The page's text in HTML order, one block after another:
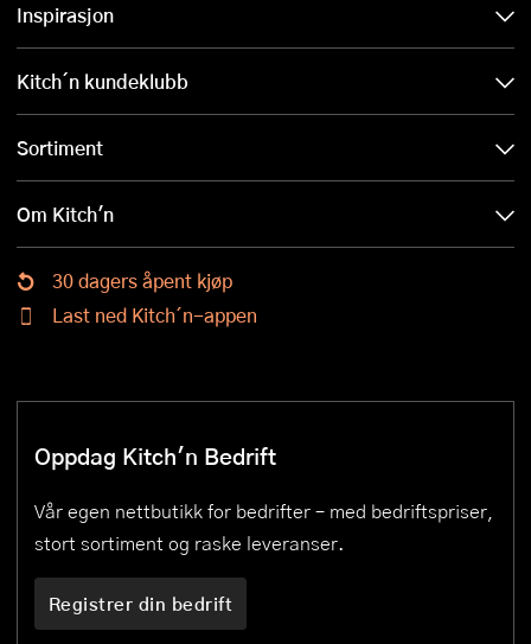
Inspirasjon
Kitch´n kundeklubb
Sortiment
Om Kitch'n
30 dagers åpent kjøp
Last ned Kitch´n-appen
Oppdag Kitch'n Bedrift
Vår egen nettbutikk for bedrifter – med bedriftspriser,
stort sortiment og raske leveranser.
Registrer din bedrift